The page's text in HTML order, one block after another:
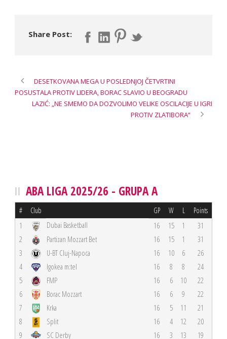
Share Post:
DESETKOVANA MEGA U POSLEDNJOJ ČETVRTINI
POSUSTALA PROTIV LIDERA, BORAC SLAVIO U BEOGRADU
LAZIĆ: „NE SMEMO DA DOZVOLIMO VELIKE OSCILACIJE U IGRI
PROTIV ZLATIBORA“
ABA LIGA 2025/26 - GRUPA A
# Club GP W L Points
1 Dubai Basketball 16 15 1
31
2
Partizan Mozzart Bet 16 15 1
31
3
U-BT Cluj-Napoca 16 10 6
26
4
Igokea m:tel 16 8 8
24
5
FMP 16 6 10
22
6
Borac Mozzart 16 6 9
22
7
Krka 16 5 11
21
8
Split 16 4 12
20
9
SC Derby 16 3 13 19